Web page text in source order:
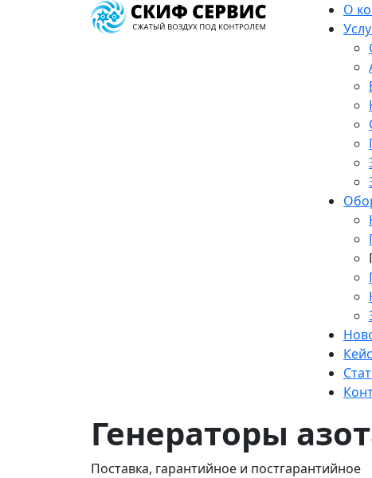
О
Генераторы
Поставка, гарантийное и постгарантийное